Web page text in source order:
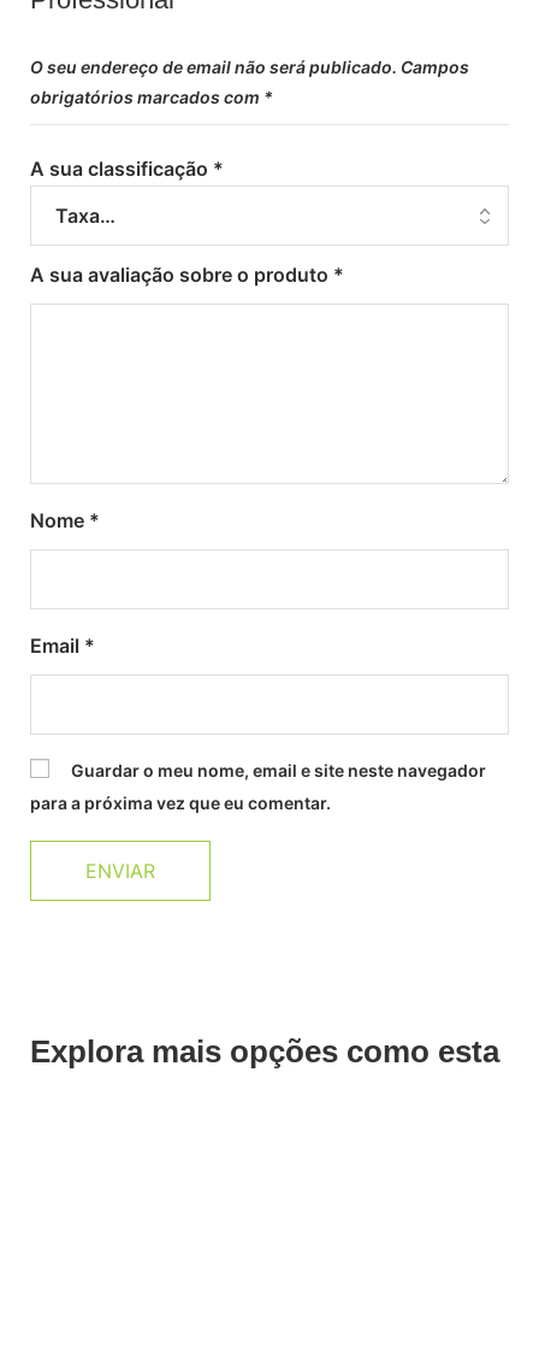
O seu endereço de email não será publicado. Campos
obrigatórios marcados com *
A sua classificação *
A sua avaliação sobre o produto *
Nome *
Email *
Guardar o meu nome, email e site neste navegador
para a próxima vez que eu comentar.
Explora mais opções como esta